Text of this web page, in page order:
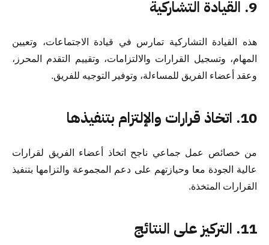
9. القيادة التشاركية
هذه القيادة التشاركية تمارس في قيادة الاجتماعات، وتعيين
المهام، وتسجيل القرارات والالتزامات، وتقييم التقدم المحرز،
وعقد أعضاء الفريق للمساءلة، وتوفير التوجيه للفريق.
10. اتخاذ قرارات والإلتزام بتنفيذها
من خصائص عمل جماعي ناجح اتخاذ أعضاء الفريق لقرارات
عالية الجودة معا وحيازتهم على دعم المجموعة والتزامها بتنفيذ
القرارات المتخذة.
11. التركيز على النتائج